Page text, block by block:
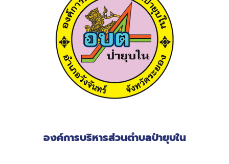
องค์การบริหารส่วนตำบลป่ายุบใน